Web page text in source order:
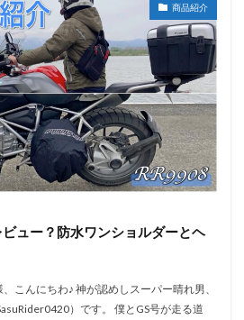
商品紹介
ュー？防水ワンショルダーとヘ
こんにちわ♪ 神が認めしスーパー晴れ男、
）です。 僕とGS号が走る道